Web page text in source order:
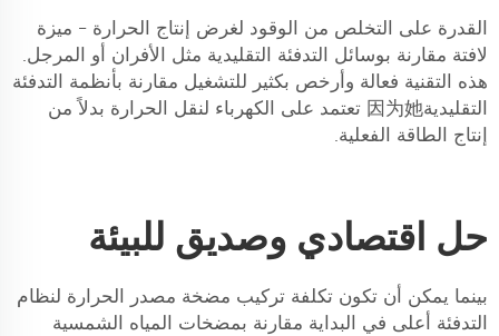
القدرة على التخلص من الوقود لغرض إنتاج الحرارة - ميزة
لافتة مقارنة بوسائل التدفئة التقليدية مثل الأفران أو المرجل.
هذه التقنية فعالة وأرخص بكثير للتشغيل مقارنة بأنظمة التدفئة
التقليدية因为她 تعتمد على الكهرباء لنقل الحرارة بدلاً من
إنتاج الطاقة الفعلية.
حل اقتصادي وصديق للبيئة
بينما يمكن أن تكون تكلفة تركيب مضخة مصدر الحرارة لنظام
التدفئة أعلى في البداية مقارنة بمضخات المياه الشمسية